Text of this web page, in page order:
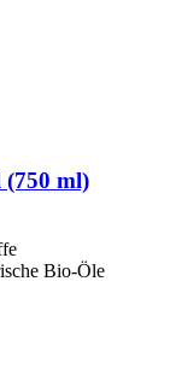
(750 ml)
Bio-Öle